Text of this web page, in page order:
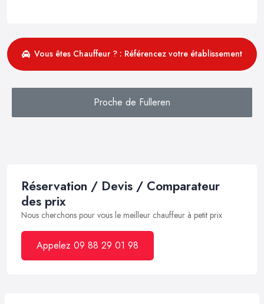
Vous êtes Chauffeur ? : Référencez votre établissement
Proche de Fulleren
Réservation / Devis / Comparateur
des prix
Nous cherchons pour vous le meilleur chauffeur à petit prix
Appelez 09 88 29 01 98